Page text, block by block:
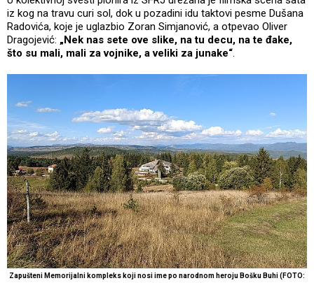
iz kog na travu curi sol, dok u pozadini idu taktovi pesme Dušana
Radovića, koje je uglazbio Zoran Simjanović, a otpevao Oliver
Dragojević: „Nek nas sete ove slike, na tu decu, na te đake,
što su mali, mali za vojnike, a veliki za junake“.
Zapušteni Memorijalni kompleks koji nosi ime po narodnom heroju Bošku Buhi (FOTO: